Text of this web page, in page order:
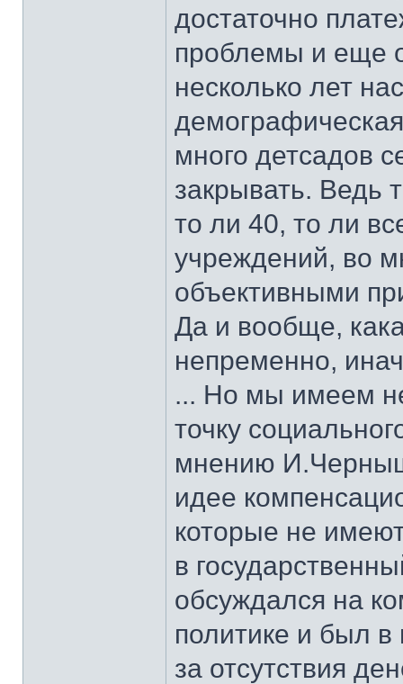
достаточно
проблемы и еще
несколько лет
много детсадов
закрывать. Ведь
то ли 40, то ли
учреждений, во
объективными
Да и вообще,
непременно,
... Но мы имеем
точку
мнению
идее
которые не
в
обсуждался на
политике и был в
за отсутствия